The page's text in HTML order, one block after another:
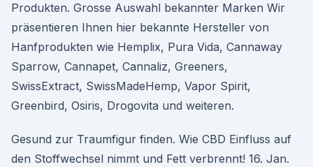
Produkten. Grosse Auswahl bekannter Marken Wir
präsentieren Ihnen hier bekannte Hersteller von
Hanfprodukten wie Hemplix, Pura Vida, Cannaway
Sparrow, Cannapet, Cannaliz, Greeners,
SwissExtract, SwissMadeHemp, Vapor Spirit,
Greenbird, Osiris, Drogovita und weiteren.
Gesund zur Traumfigur finden. Wie CBD Einfluss auf
den Stoffwechsel nimmt und Fett verbrennt! 16. Jan.